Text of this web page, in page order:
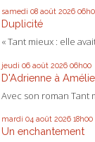
samedi 08 août 2026
Duplicité
« Tant mieux : elle
jeudi 06 août 2026 06h00
D'Adrienne à Amélie
Avec son roman Tant
mardi 04 août 2026 18h00
Un enchantement